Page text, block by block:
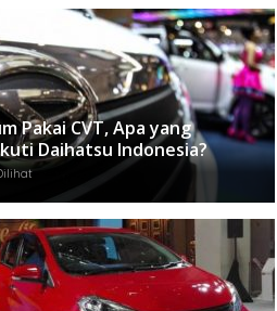
Pakai CVT, Apa yang
Daihatsu Indonesia?